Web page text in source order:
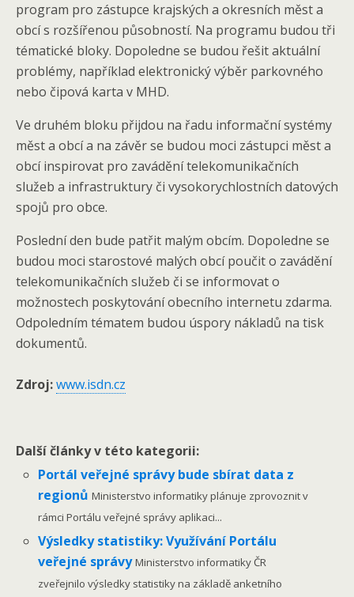
program pro zástupce krajských a okresních měst a
obcí s rozšířenou působností. Na programu budou tři
tématické bloky. Dopoledne se budou řešit aktuální
problémy, například elektronický výběr parkovného
nebo čipová karta v MHD.
Ve druhém bloku přijdou na řadu informační systémy
měst a obcí a na závěr se budou moci zástupci měst a
obcí inspirovat pro zavádění telekomunikačních
služeb a infrastruktury či vysokorychlostních datových
spojů pro obce.
Poslední den bude patřit malým obcím. Dopoledne se
budou moci starostové malých obcí poučit o zavádění
telekomunikačních služeb či se informovat o
možnostech poskytování obecního internetu zdarma.
Odpoledním tématem budou úspory nákladů na tisk
dokumentů.
Zdroj:www.isdn.cz
Další články v této kategorii:
Portál veřejné správy bude sbírat data z
regionůMinisterstvo informatiky plánuje zprovoznit v
rámci Portálu veřejné správy aplikaci...
Výsledky statistiky: Využívání Portálu
veřejné správyMinisterstvo informatiky ČR
zveřejnilo výsledky statistiky na základě anketního